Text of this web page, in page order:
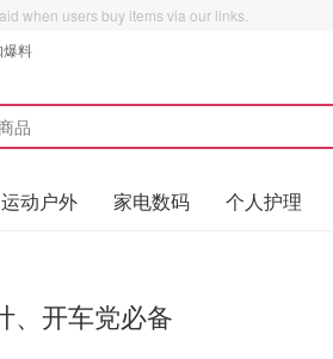
when users buy items via our links.
爆料
运动户外 家电数码 个人护理
、开车党必备